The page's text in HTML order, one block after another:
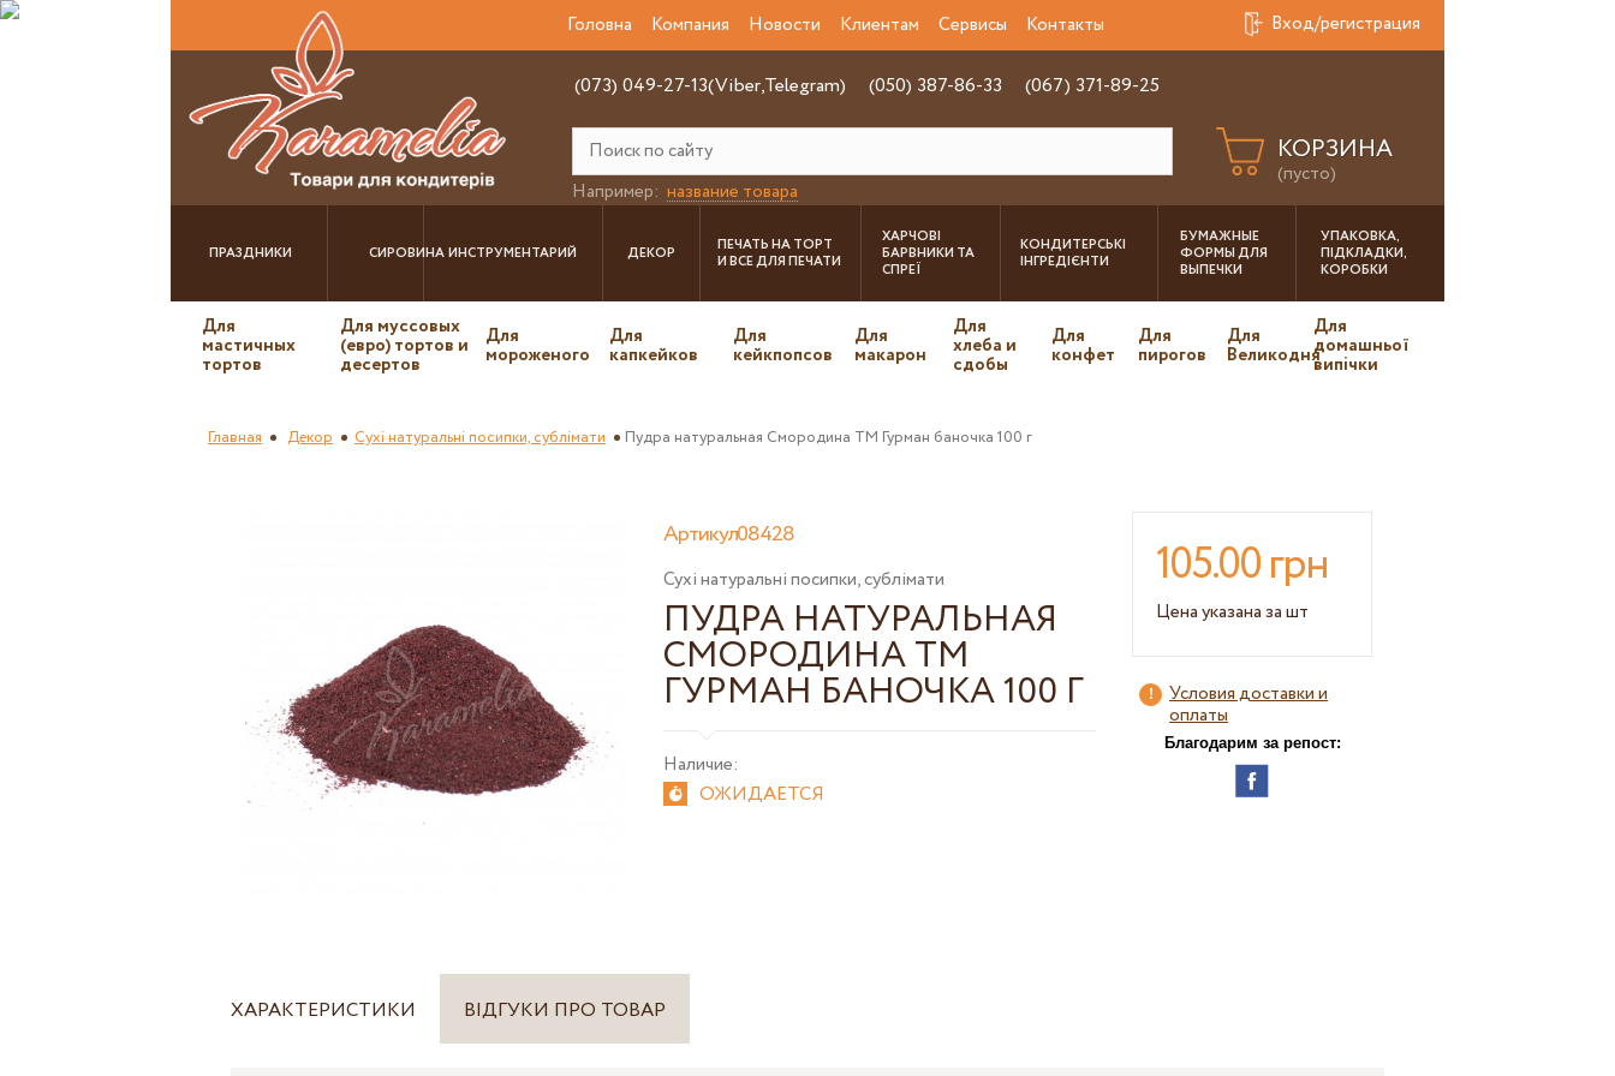
Головна Компания Новости Клиентам Сервисы Контакты Вход/регистрация
(073) 049-27-13(Viber,Telegram) (050) 387-86-33 (067) 371-89-25
Например: название товара
КОРЗИНА
(пусто)
ПРАЗДНИКИ СИРОВИНАИНСТРУМЕНТАРИЙ ДЕКОР
ПЕЧАТЬ НА ТОРТ
И ВСЕ ДЛЯ ПЕЧАТИ
ХАРЧОВІ
БАРВНИКИ ТА
СПРЕЇ
КОНДИТЕРСЬКІ
ІНГРЕДІЄНТИ
БУМАЖНЫЕ
ФОРМЫ ДЛЯ
ВЫПЕЧКИ
УПАКОВКА,
ПІДКЛАДКИ,
КОРОБКИ
Для
мастичных
тортов
Для муссовых
(евро) тортов и
десертов
Для
мороженого
Для
капкейков
Для
кейкпопсов
Для
макарон
Для
хлеба и
сдобы
Для
конфет
Для
пирогов
Для
Великодня
Для
домашньої
випічки
Главная Декор Сухі натуральні посипки, сублімати Пудра натуральная Смородина ТМ Гурман баночка 100 г
Артикул08428
Сухі натуральні посипки, сублімати
ПУДРА НАТУРАЛЬНАЯ
СМОРОДИНА ТМ
ГУРМАН БАНОЧКА 100 Г
Наличие:
ОЖИДАЕТСЯ
105.00 грн
Цена указана за шт
Условия доставки и
оплаты
Благодарим за репост:
ХАРАКТЕРИСТИКИ ВІДГУКИ ПРО ТОВАР